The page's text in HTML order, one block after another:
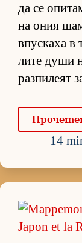
да се
на ония
впус­каха в
лите души
раз­пи­леят
14